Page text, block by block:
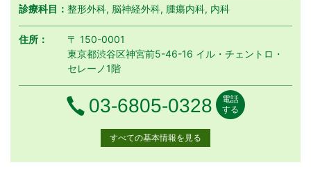
診療科目：整形外科, 脳神経外科, 腫瘍内科, 内科
住所：
〒 150-0001
東京都渋谷区神宮前5-46-16 イル・チェントロ・
セレーノ1階
電話番号
03-6805-0328
電話
する
すべての基本情報を見る